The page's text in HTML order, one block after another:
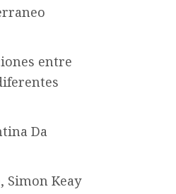
entre
Da
Simon Keay